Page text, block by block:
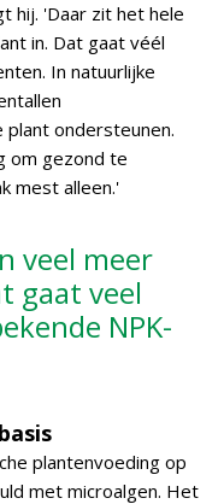
hij. 'Daar zit het hele
in. Dat gaat véél
In natuurlijke
ondersteunen.
om gezond te
mest alleen.'
veel meer
gaat veel
NPK-
plantenvoeding op
met microalgen. Het